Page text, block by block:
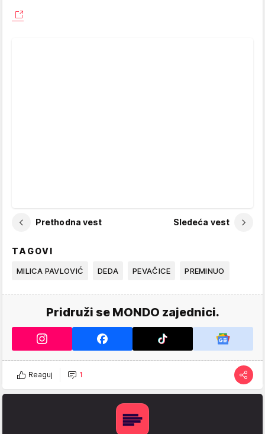
Prethodna vest Sledeća vest
TAGOVI
MILICA PAVLOVIĆ DEDA PEVAČICE PREMINUO
Pridruži se MONDO zajednici.
Reaguj 1